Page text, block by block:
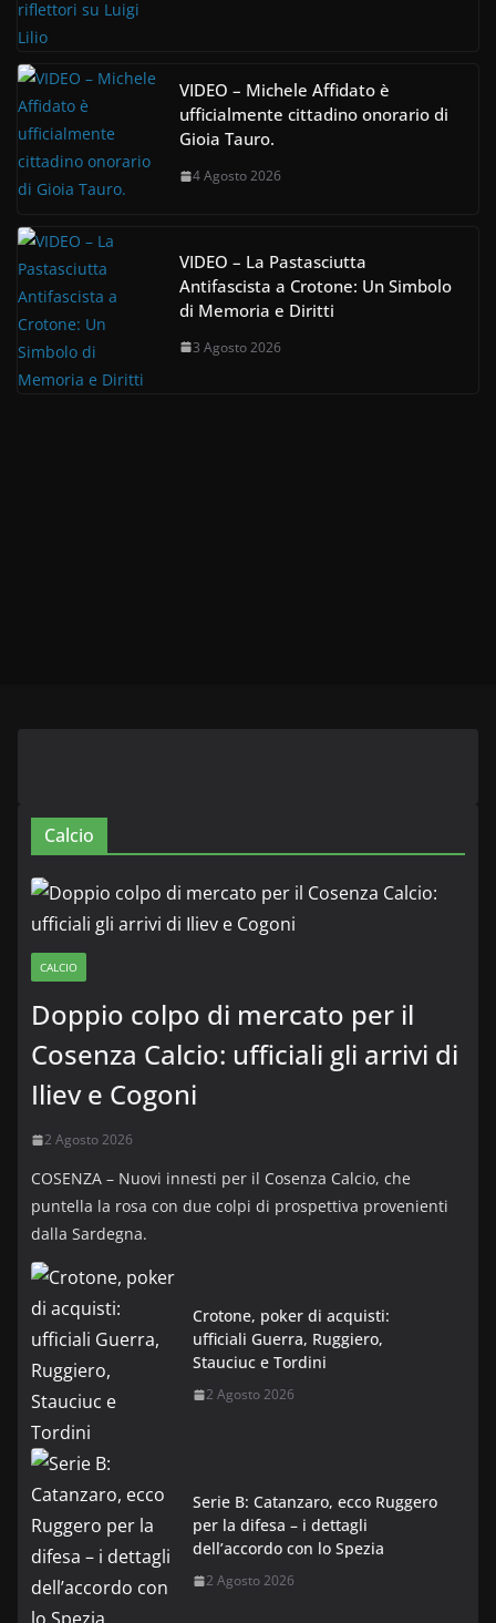
VIDEO – Michele Affidato è
ufficialmente cittadino onorario di
Gioia Tauro.
4 Agosto 2026
VIDEO – La Pastasciutta
Antifascista a Crotone: Un Simbolo
di Memoria e Diritti
3 Agosto 2026
Calcio
CALCIO
Doppio colpo di mercato per il
Cosenza Calcio: ufficiali gli arrivi di
Iliev e Cogoni
2 Agosto 2026
COSENZA – Nuovi innesti per il Cosenza Calcio, che
puntella la rosa con due colpi di prospettiva provenienti
dalla Sardegna.
Crotone, poker di acquisti:
ufficiali Guerra, Ruggiero,
Stauciuc e Tordini
2 Agosto 2026
Serie B: Catanzaro, ecco Ruggero
per la difesa – i dettagli
dell’accordo con lo Spezia
2 Agosto 2026